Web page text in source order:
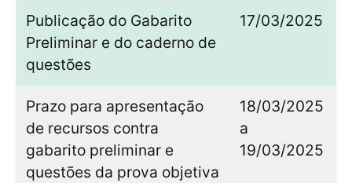
Publicação do Gabarito
Preliminar e do caderno de
questões
17/03/2025
Prazo para apresentação
de recursos contra
gabarito preliminar e
questões da prova objetiva
18/03/2025
a
19/03/2025